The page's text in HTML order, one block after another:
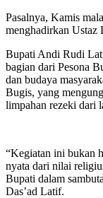
Pasalnya, Kamis
menghadirkan Ustaz
Bupati Andi Rudi
bagian dari Pesona
dan budaya
Bugis, yang
limpahan rezeki dari
“Kegiatan ini bukan
nyata dari nilai
Bupati dalam
Das’ad Latif.